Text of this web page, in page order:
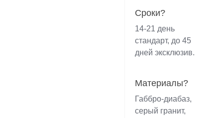
Сроки?
14-21 день
стандарт, до 45
дней эксклюзив.
Материалы?
Габбро-диабаз,
серый гранит,